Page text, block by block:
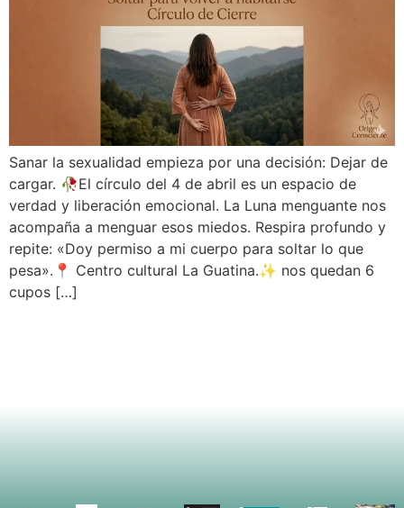
Sanar la sexualidad empieza por una decisión: Dejar de
cargar. 🥀El círculo del 4 de abril es un espacio de
verdad y liberación emocional. La Luna menguante nos
acompaña a menguar esos miedos. Respira profundo y
repite: «Doy permiso a mi cuerpo para soltar lo que
pesa».📍 Centro cultural La Guatina.✨ nos quedan 6
cupos […]